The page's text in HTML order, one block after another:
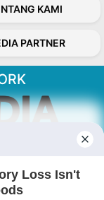
KAMI
PARTNER
aktual dan